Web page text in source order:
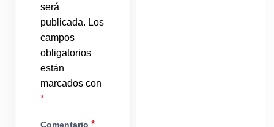
será
publicada. Los
campos
obligatorios
están
marcados con
*
Comentario *